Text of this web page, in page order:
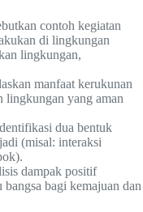
contoh kegiatan
di lingkungan
lingkungan,
manfaat kerukunan
lingkungan yang aman
dua bentuk
(misal: interaksi
dampak positif
bagi kemajuan dan